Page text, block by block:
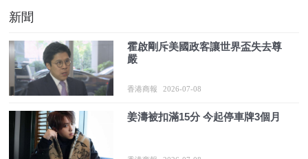
新聞
霍啟剛斥美國政客讓世界盃失去尊
嚴
香港商報 2026-07-08
姜濤被扣滿15分 今起停車牌3個月